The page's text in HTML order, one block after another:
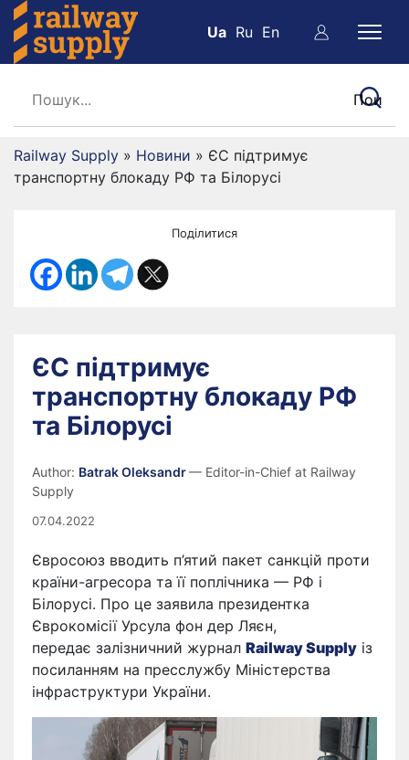
Ua Ru En
Railway Supply » Новини » ЄС підтримує
транспортну блокаду РФ та Білорусі
Поділитися
ЄС підтримує
транспортну блокаду РФ
та Білорусі
Author: Batrak Oleksandr— Editor-in-Chief at Railway
Supply
07.04.2022
Євросоюз вводить п’ятий пакет санкцій проти
країни-агресора та її поплічника — РФ і
Білорусі. Про це заявила президентка
Єврокомісії Урсула фон дер Ляєн,
передає залізничний журнал Railway Supply із
посиланням на пресслужбу Міністерства
інфраструктури України.